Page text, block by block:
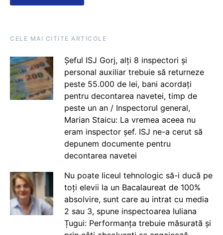
CELE MAI CITITE ARTICOLE
Șeful ISJ Gorj, alți 8 inspectori și
personal auxiliar trebuie să returneze
peste 55.000 de lei, bani acordați
pentru decontarea navetei, timp de
peste un an / Inspectorul general,
Marian Staicu: La vremea aceea nu
eram inspector șef. ISJ ne-a cerut să
depunem documente pentru
decontarea navetei
Nu poate liceul tehnologic să-i ducă pe
toți elevii la un Bacalaureat de 100%
absolvire, sunt care au intrat cu media
2 sau 3, spune inspectoarea Iuliana
Țugui: Performanța trebuie măsurată și